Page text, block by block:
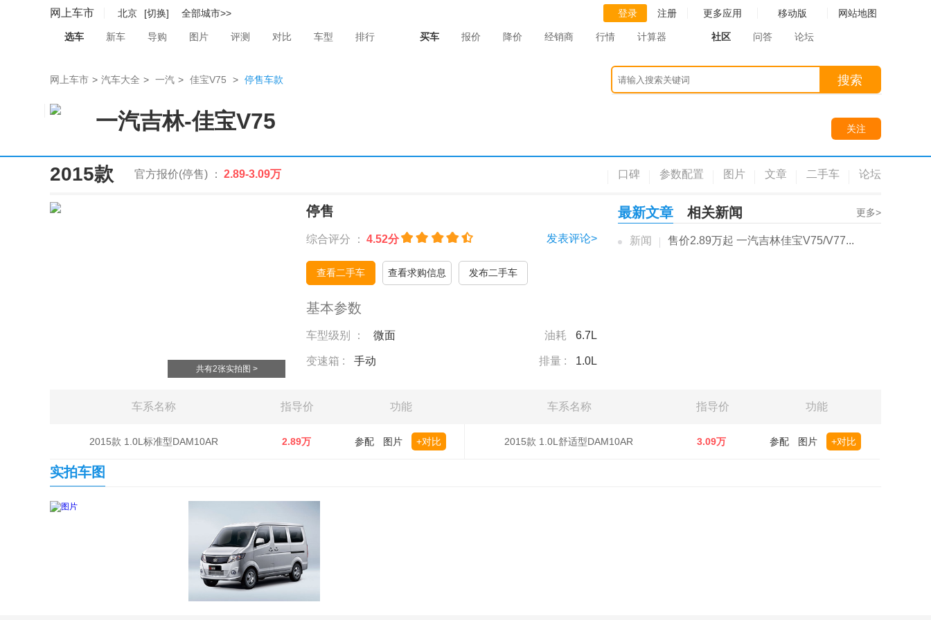
网上车市 北京 [切换] 全部城市>> 登录 注册 更多应用 移动版 网站地图
选车 新车 导购 图片 评测 对比 车型 排行 买车 报价 降价 经销商 行情 计算器 社区 问答 论坛
网上车市 > 汽车大全 > 一汽 > 佳宝V75 > 停售车款 搜索
一汽吉林-佳宝V75 关注
2015款 官方报价(停售) ： 2.89-3.09万 口碑 参数配置 图片 文章 二手车 论坛
共有2张实拍图 >
停售
综合评分 ： 4.52分 发表评论>
查看二手车 查看求购信息 发布二手车
基本参数
车型级别 ： 微面 油耗 6.7L
变速箱 : 手动 排量 : 1.0L
最新文章 相关新闻 更多>
新闻 售价2.89万起 一汽吉林佳宝V75/V77...
车系名称 指导价 功能 车系名称 指导价 功能
2015款 1.0L标准型DAM10AR 2.89万 参配 图片 +对比 2015款 1.0L舒适型DAM10AR 3.09万 参配 图片 +对比
实拍车图